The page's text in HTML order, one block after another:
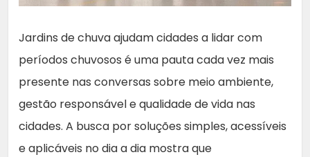
Jardins de chuva ajudam cidades a lidar com
períodos chuvosos é uma pauta cada vez mais
presente nas conversas sobre meio ambiente,
gestão responsável e qualidade de vida nas
cidades. A busca por soluções simples, acessíveis
e aplicáveis no dia a dia mostra que